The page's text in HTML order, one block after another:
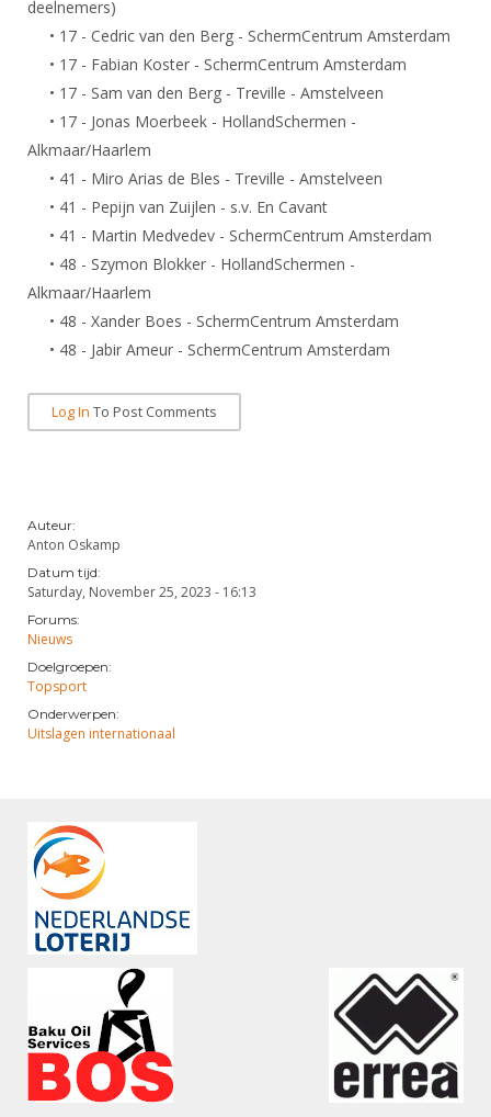
Geschiedenis van het schermen
deelnemers)
• 17 - Cedric van den Berg - SchermCentrum Amsterdam
• 17 - Fabian Koster - SchermCentrum Amsterdam
• 17 - Sam van den Berg - Treville - Amstelveen
• 17 - Jonas Moerbeek - HollandSchermen -
Alkmaar/Haarlem
• 41 - Miro Arias de Bles - Treville - Amstelveen
• 41 - Pepijn van Zuijlen - s.v. En Cavant
• 41 - Martin Medvedev - SchermCentrum Amsterdam
• 48 - Szymon Blokker - HollandSchermen -
Alkmaar/Haarlem
• 48 - Xander Boes - SchermCentrum Amsterdam
• 48 - Jabir Ameur - SchermCentrum Amsterdam
Log In To Post Comments
Auteur:
Anton Oskamp
Datum tijd:
Saturday, November 25, 2023 - 16:13
Forums:
Nieuws
Doelgroepen:
Topsport
Onderwerpen:
Uitslagen internationaal